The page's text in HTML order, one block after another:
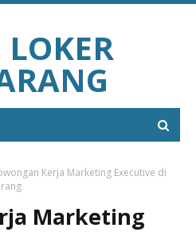
Kerja Marketing Executive di
Marketing